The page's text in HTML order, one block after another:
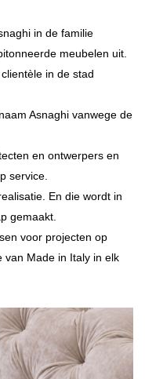
in de familie
meubelen uit.
in de stad
Asnaghi vanwege de
en ontwerpers en
service.
En die wordt in
gemaakt.
voor projecten op
van Made in Italy in elk